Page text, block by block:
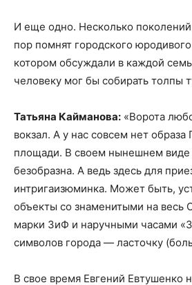
И еще одно. Несколько поколений
пор помнят городского
котором обсуждали в каждой
человеку мог бы собирать толпы
Татьяна Кайманова: «Ворота
вокзал. А у нас совсем нет образа
площади. В своем нынешнем виде
безобразна. А ведь здесь для
интрига­изюминка. Может быть,
объекты со знаменитыми на весь
марки ЗиФ и наручными часами
символов города — ласточку
В свое время Евгений Евтушенко